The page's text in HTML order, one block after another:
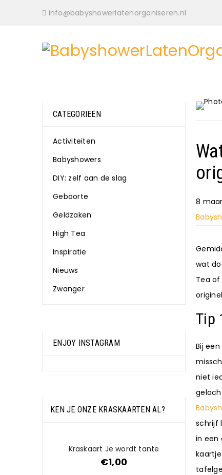
info@babyshowerlatenorganiseren.nl
CATEGORIEËN
Activiteiten
Babyshowers
DIY: zelf aan de slag
Geboorte
Geldzaken
High Tea
Inspiratie
Nieuws
Zwanger
ENJOY INSTAGRAM
KEN JE ONZE KRASKAARTEN AL?
Kraskaart Je wordt tante
€1,00
8
wat
Tea
Tip
Bij
niet
schrijf
in een